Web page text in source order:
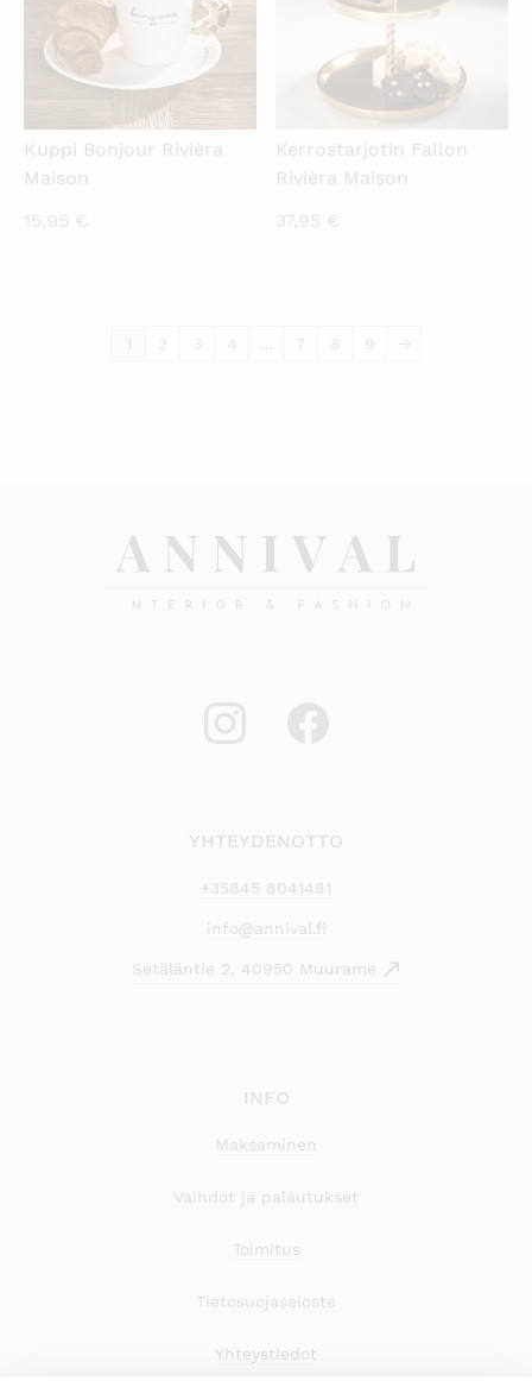
Kuppi Bonjour Rivièra
Maison
15,95 €
Kerrostarjotin Fallon
Rivièra Maison
37,95 €
1 2 3 4 7 8 9 →
YHTEYDENOTTO
+35845 8041481
info@annival.fi
Setäläntie 2, 40950 Muurame
INFO
Maksaminen
Vaihdot ja palautukset
Toimitus
Tietosuojaseloste
Yhteystiedot